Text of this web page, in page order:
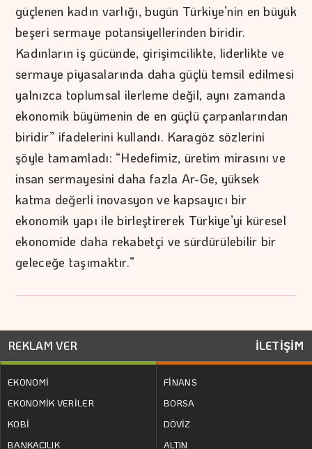
güçlenen kadın varlığı, bugün Türkiye’nin en büyük
beşeri sermaye potansiyellerinden biridir.
Kadınların iş gücünde, girişimcilikte, liderlikte ve
sermaye piyasalarında daha güçlü temsil edilmesi
yalnızca toplumsal ilerleme değil, aynı zamanda
ekonomik büyümenin de en güçlü çarpanlarından
biridir” ifadelerini kullandı. Karagöz sözlerini
şöyle tamamladı: “Hedefimiz, üretim mirasını ve
insan sermayesini daha fazla Ar-Ge, yüksek
katma değerli inovasyon ve kapsayıcı bir
ekonomik yapı ile birleştirerek Türkiye’yi küresel
ekonomide daha rekabetçi ve sürdürülebilir bir
geleceğe taşımaktır.”
REKLAM VER İLETİŞİM
EKONOMİ
EKONOMİK VERİLER
KOBİ
BANKACILIK
FİNANS
BORSA
DÖVİZ
ALTIN